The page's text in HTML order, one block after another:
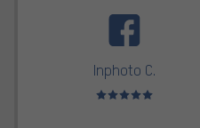
Inphoto C.
Valoración media: 5 de 5